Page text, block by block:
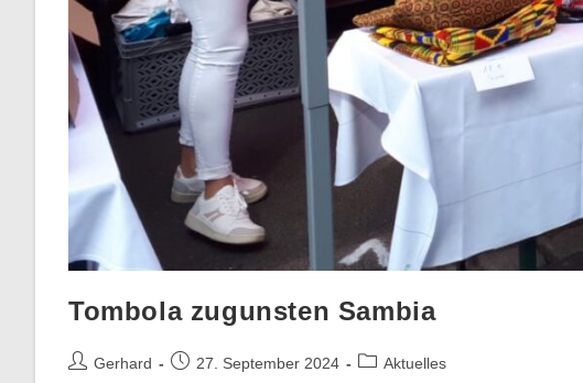
Tombola zugunsten Sambia
Gerhard 27. September 2024 Aktuelles